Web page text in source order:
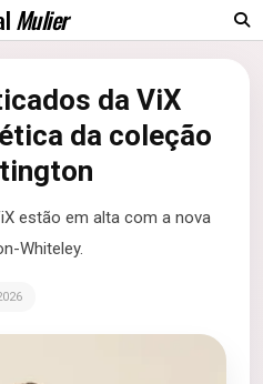
Mulier
da ViX
da coleção
estão em alta com a nova
Whiteley.